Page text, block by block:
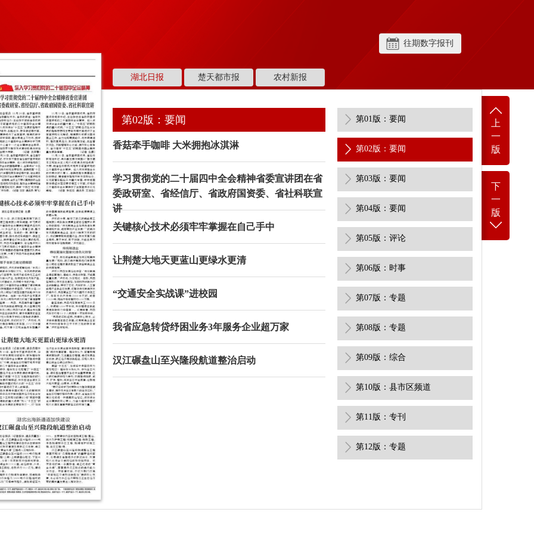
往期数字报刊
上
一
版
下
一
版
湖北日报 楚天都市报 农村新报
第02版：要闻
香菇牵手咖啡 大米拥抱冰淇淋
学习贯彻党的二十届四中全会精神省委宣讲团在省
委政研室、省经信厅、省政府国资委、省社科联宣
讲
关键核心技术必须牢牢掌握在自己手中
让荆楚大地天更蓝山更绿水更清
“交通安全实战课”进校园
我省应急转贷纾困业务3年服务企业超万家
汉江碾盘山至兴隆段航道整治启动
第01版：要闻
第02版：要闻
第03版：要闻
第04版：要闻
第05版：评论
第06版：时事
第07版：专题
第08版：专题
第09版：综合
第10版：县市区频道
第11版：专刊
第12版：专题